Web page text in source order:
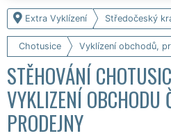
Extra Vyklízení Středočeský
Chotusice Vyklízení obchodů,
STĚHOVÁNÍ
VYKLIZENÍ OBCHODU
PRODEJNY